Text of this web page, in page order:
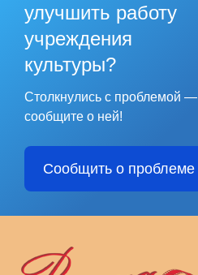
улучшить работу
учреждения
культуры?
Столкнулись с проблемой —
сообщите о ней!
Сообщить о проблеме